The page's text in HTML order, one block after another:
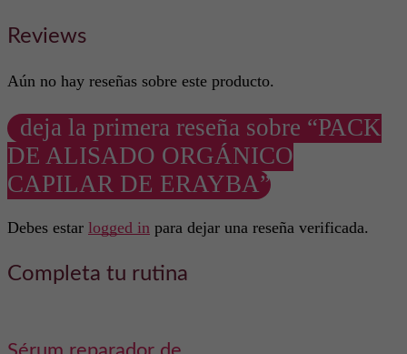
Reviews
Aún no hay reseñas sobre este producto.
deja la primera reseña sobre “PACK
DE ALISADO ORGÁNICO
CAPILAR DE ERAYBA”
Debes estar logged in para dejar una reseña verificada.
Completa tu rutina